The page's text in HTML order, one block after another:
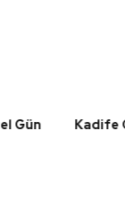
Takım
6